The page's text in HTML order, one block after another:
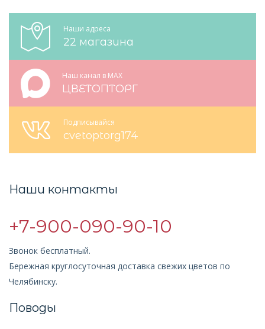
Наши адреса
22 магазина
Наш канал в MAX
ЦВЕТОПТОРГ
Подписывайся
cvetoptorg174
Наши контакты
+7-900-090-90-10
Звонок бесплатный.
Бережная круглосуточная доставка свежих цветов по
Челябинску.
Поводы